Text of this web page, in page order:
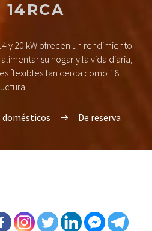
y 20 kW ofrecen un rendimiento
su hogar y la vida diaria,
flexibles tan cerca como 18
domésticos De reserva